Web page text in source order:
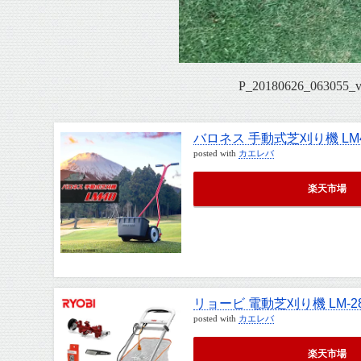
バロネス 手動式芝刈り機
posted with カエレバ
楽天市場
リョービ 電動芝刈り機 LM-
posted with カエレバ
楽天市場